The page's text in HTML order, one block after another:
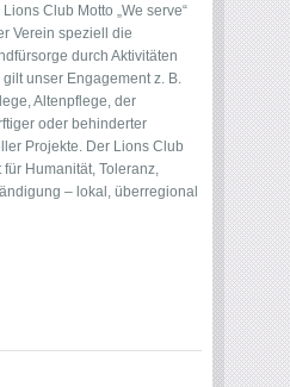
Club Motto „We serve“
Verein speziell die
durch Aktivitäten
unser Engagement z. B.
Altenpflege, der
oder behinderter
Projekte. Der Lions Club
Humanität, Toleranz,
– lokal, überregional